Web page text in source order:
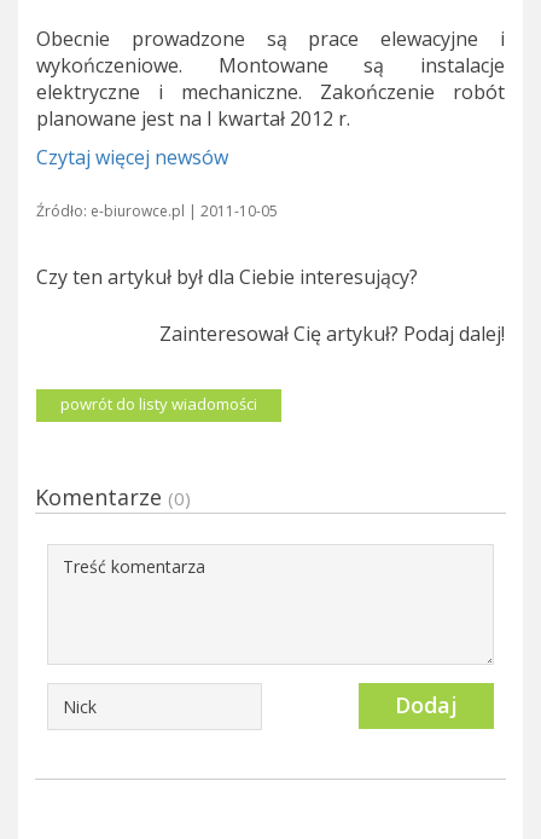
Obecnie prowadzone są prace elewacyjne i
wykończeniowe. Montowane są instalacje
elektryczne i mechaniczne. Zakończenie robót
planowane jest na I kwartał 2012 r.
Czytaj więcej newsów
Źródło: e-biurowce.pl | 2011-10-05
Czy ten artykuł był dla Ciebie interesujący?
Zainteresował Cię artykuł? Podaj dalej!
powrót do listy wiadomości
Komentarze (0)
Dodaj